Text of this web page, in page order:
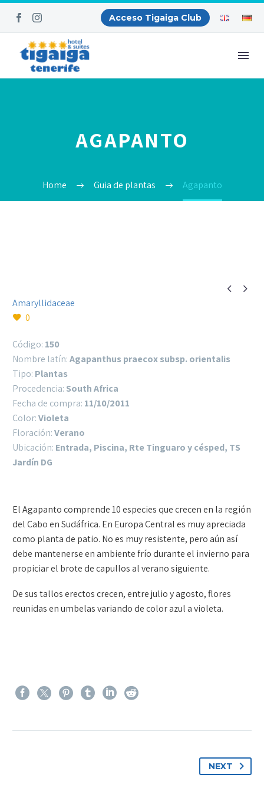
Acceso Tigaiga Club
AGAPANTO
Home Guia de plantas Agapanto
 
Amaryllidaceae
0
Código: 150
Nombre latín:Agapanthus praecox subsp. orientalis
Tipo: Plantas
Procedencia: South Africa
Fecha de compra: 11/10/2011
Color:Violeta
Floración:Verano
Ubicación: Entrada, Piscina, Rte Tinguaro y césped, TS
Jardín DG
El Agapanto comprende 10 especies que crecen en la región
del Cabo en Sudáfrica. En Europa Central es muy apreciada
como planta de patio. No es muy resistente, pero aún así
debe mantenerse en ambiente frío durante el invierno para
propiciar el brote de capullos al verano siguiente.
De sus tallos erectos crecen, entre julio y agosto, flores
reunidas en umbelas variando de color azul a violeta.
NEXT